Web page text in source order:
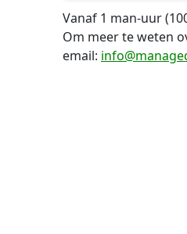
Vanaf 1 man-uur
Om meer te weten
email: